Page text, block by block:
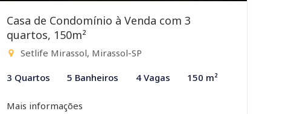
Casa de Condomínio à Venda com 3
quartos, 150m²
Setlife Mirassol, Mirassol-SP
3 Quartos 5 Banheiros 4 Vagas 150 m²
Mais informações